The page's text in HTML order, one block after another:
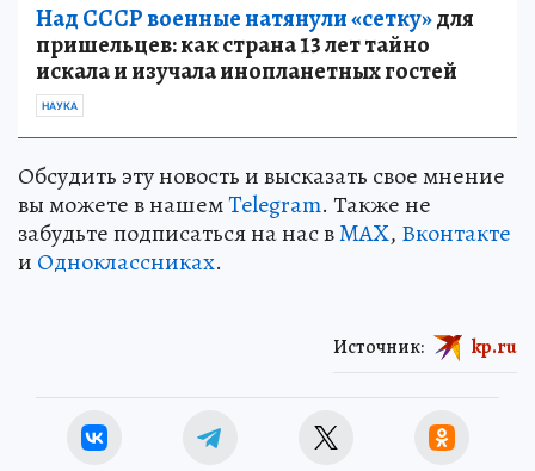
Над СССР военные натянули «сетку»для
пришельцев: как страна 13 лет тайно
искала и изучала инопланетных гостей
НАУКА
Обсудить эту новость и высказать свое мнение
вы можете в нашемTelegram. Также не
забудьте подписаться на нас вMAX, Вконтакте
и Одноклассниках.
Источник: kp.ru